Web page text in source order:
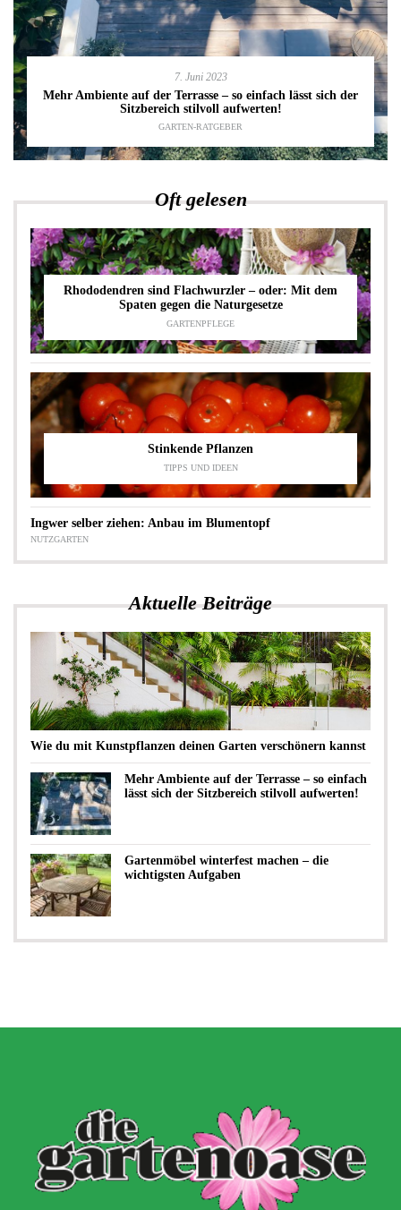
7. Juni 2023
Mehr Ambiente auf der Terrasse – so einfach lässt sich der
Sitzbereich stilvoll aufwerten!
GARTEN-RATGEBER
Oft gelesen
Rhododendren sind Flachwurzler – oder: Mit dem
Spaten gegen die Naturgesetze
GARTENPFLEGE
Stinkende Pflanzen
TIPPS UND IDEEN
Ingwer selber ziehen: Anbau im Blumentopf
NUTZGARTEN
Aktuelle Beiträge
Wie du mit Kunstpflanzen deinen Garten verschönern kannst
Mehr Ambiente auf der Terrasse – so einfach
lässt sich der Sitzbereich stilvoll aufwerten!
Gartenmöbel winterfest machen – die
wichtigsten Aufgaben